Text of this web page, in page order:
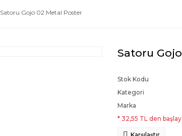
Satoru Gojo 02 Metal Poster
Satoru
Stok Kodu
Kategori
Marka
* 32,55 TL den